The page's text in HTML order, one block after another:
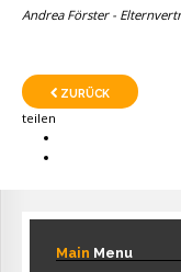
Andrea Förster -
ZURÜCK
teilen
Main Menu